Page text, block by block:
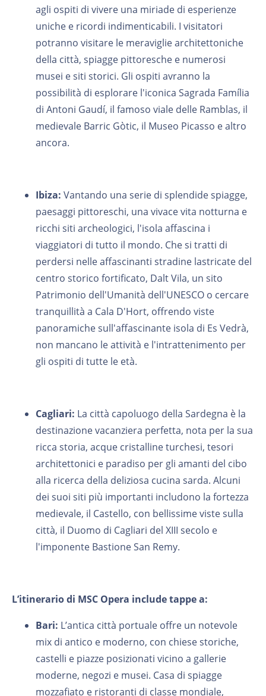
agli ospiti di vivere una miriade di esperienze
uniche e ricordi indimenticabili. I visitatori
potranno visitare le meraviglie architettoniche
della città, spiagge pittoresche e numerosi
musei e siti storici. Gli ospiti avranno la
possibilità di esplorare l'iconica Sagrada Família
di Antoni Gaudí, il famoso viale delle Ramblas, il
medievale Barric Gòtic, il Museo Picasso e altro
ancora.
Ibiza: Vantando una serie di splendide spiagge,
paesaggi pittoreschi, una vivace vita notturna e
ricchi siti archeologici, l'isola affascina i
viaggiatori di tutto il mondo. Che si tratti di
perdersi nelle affascinanti stradine lastricate del
centro storico fortificato, Dalt Vila, un sito
Patrimonio dell'Umanità dell'UNESCO o cercare
tranquillità a Cala D'Hort, offrendo viste
panoramiche sull'affascinante isola di Es Vedrà,
non mancano le attività e l'intrattenimento per
gli ospiti di tutte le età.
Cagliari: La città capoluogo della Sardegna è la
destinazione vacanziera perfetta, nota per la sua
ricca storia, acque cristalline turchesi, tesori
architettonici e paradiso per gli amanti del cibo
alla ricerca della deliziosa cucina sarda. Alcuni
dei suoi siti più importanti includono la fortezza
medievale, il Castello, con bellissime viste sulla
città, il Duomo di Cagliari del XIII secolo e
l'imponente Bastione San Remy.
L’itinerario di MSC Opera include tappe a:
Bari: L’antica città portuale offre un notevole
mix di antico e moderno, con chiese storiche,
castelli e piazze posizionati vicino a gallerie
moderne, negozi e musei. Casa di spiagge
mozzafiato e ristoranti di classe mondiale,